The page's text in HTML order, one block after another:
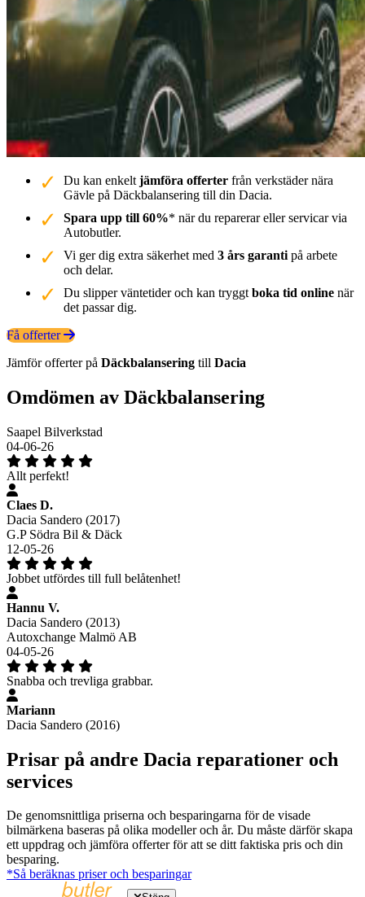
Du kan enkelt jämföra offerter från verkstäder nära
Gävle på Däckbalansering till din Dacia.
Spara upp till 60%* när du reparerar eller servicar via
Autobutler.
Vi ger dig extra säkerhet med 3 års garanti på arbete
och delar.
Du slipper väntetider och kan tryggt boka tid online när
det passar dig.
Få offerter
Jämför offerter på Däckbalansering till Dacia
Omdömen av Däckbalansering
Saapel Bilverkstad
04-06-26
Allt perfekt!
Claes D.
Dacia Sandero (2017)
G.P Södra Bil & Däck
12-05-26
Jobbet utfördes till full belåtenhet!
Hannu V.
Dacia Sandero (2013)
Autoxchange Malmö AB
04-05-26
Snabba och trevliga grabbar.
Mariann
Dacia Sandero (2016)
Prisar på andre Dacia reparationer och
services
De genomsnittliga priserna och besparingarna för de visade
bilmärkena baseras på olika modeller och år. Du måste därför skapa
ett uppdrag och jämföra offerter för att se ditt faktiska pris och din
besparing.
*Så beräknas priser och besparingar